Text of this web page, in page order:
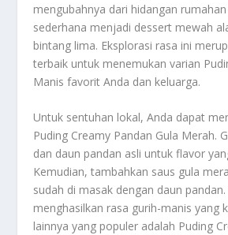
mengubahnya dari hidangan
sederhana menjadi dessert mewah
bintang lima. Eksplorasi rasa ini
terbaik untuk menemukan varian
Manis favorit Anda dan keluarga.
Untuk sentuhan lokal, Anda dapat
Puding Creamy Pandan Gula Merah.
dan daun pandan asli untukflavor
Kemudian, tambahkan saus gula
sudah di masak dengan daun
menghasilkan rasa gurih-manis yang
lainnya yang populer adalah Puding